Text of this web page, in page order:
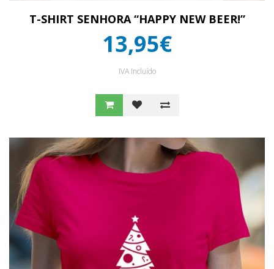
T-SHIRT SENHORA “HAPPY NEW BEER!”
13,95€
IVA Incluído